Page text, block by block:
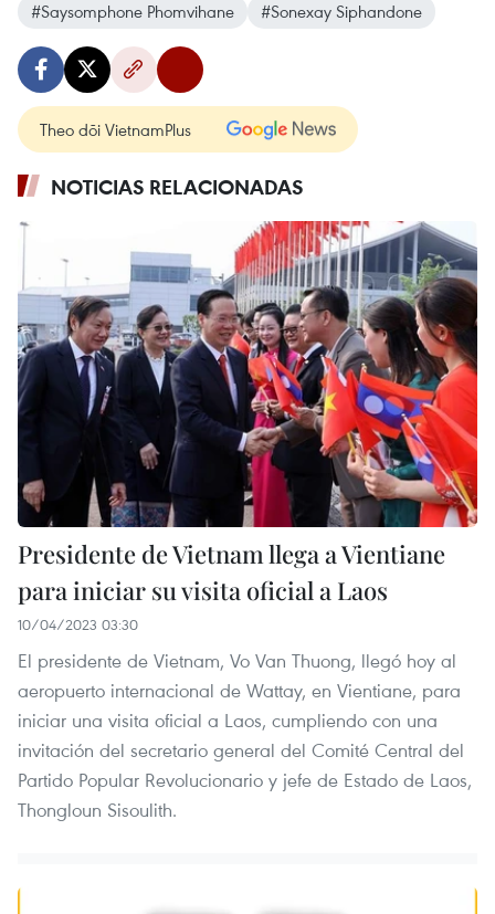
#Saysomphone Phomvihane #Sonexay Siphandone
Theo dõi VietnamPlus
NOTICIAS RELACIONADAS
Presidente de Vietnam llega a Vientiane
para iniciar su visita oficial a Laos
10/04/2023 03:30
El presidente de Vietnam, Vo Van Thuong, llegó hoy al
aeropuerto internacional de Wattay, en Vientiane, para
iniciar una visita oficial a Laos, cumpliendo con una
invitación del secretario general del Comité Central del
Partido Popular Revolucionario y jefe de Estado de Laos,
Thongloun Sisoulith.